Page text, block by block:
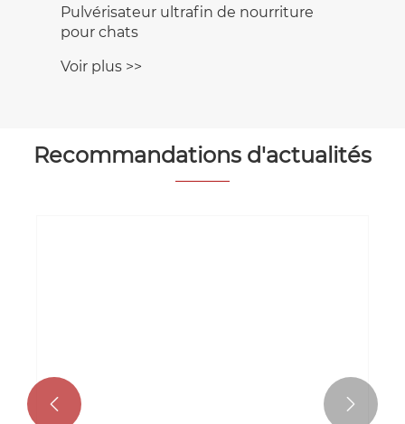
Pulvérisateur ultrafin de nourriture
pour chats
Voir plus >>
Recommandations d'actualités
 